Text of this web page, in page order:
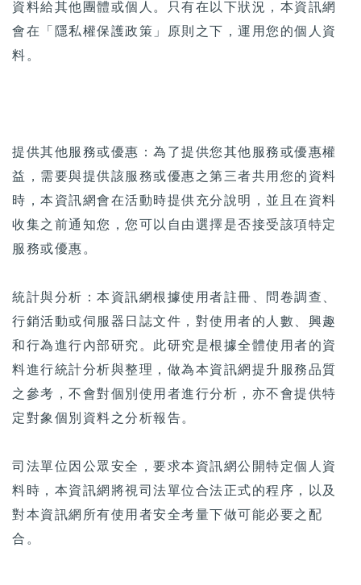
資料給其他團體或個人。只有在以下狀況，本資訊網
會在「隱私權保護政策」原則之下，運用您的個人資
料。
提供其他服務或優惠：為了提供您其他服務或優惠權
益，需要與提供該服務或優惠之第三者共用您的資料
時，本資訊網會在活動時提供充分說明，並且在資料
收集之前通知您，您可以自由選擇是否接受該項特定
服務或優惠。
統計與分析：本資訊網根據使用者註冊、問卷調查、
行銷活動或伺服器日誌文件，對使用者的人數、興趣
和行為進行內部研究。此研究是根據全體使用者的資
料進行統計分析與整理，做為本資訊網提升服務品質
之參考，不會對個別使用者進行分析，亦不會提供特
定對象個別資料之分析報告。
司法單位因公眾安全，要求本資訊網公開特定個人資
料時，本資訊網將視司法單位合法正式的程序，以及
對本資訊網所有使用者安全考量下做可能必要之配
合。